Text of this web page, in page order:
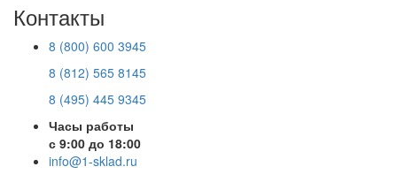
Контакты
8 (800) 600 3945
8 (812) 565 8145
8 (495) 445 9345
Часы работы
с 9:00 до 18:00
info@1-sklad.ru